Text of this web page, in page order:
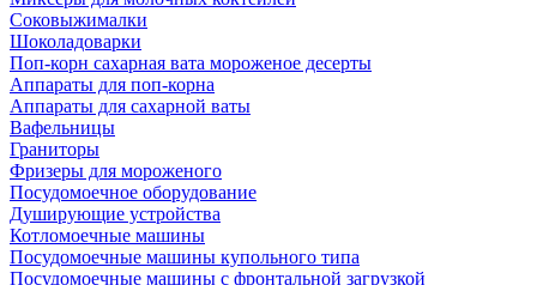
Соковыжималки
Шоколадоварки
Поп-корн сахарная вата мороженое десерты
Аппараты для поп-корна
Аппараты для сахарной ваты
Вафельницы
Граниторы
Фризеры для мороженого
Посудомоечное оборудование
Душирующие устройства
Котломоечные машины
Посудомоечные машины купольного типа
Посудомоечные машины с фронтальной загрузкой